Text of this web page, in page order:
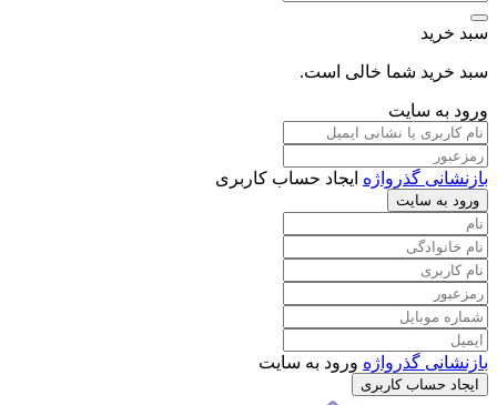
شما خالی است.
سایت
گذرواژه ایجاد حساب کاربری
سایت
گذرواژه ورود به سایت
کاربری